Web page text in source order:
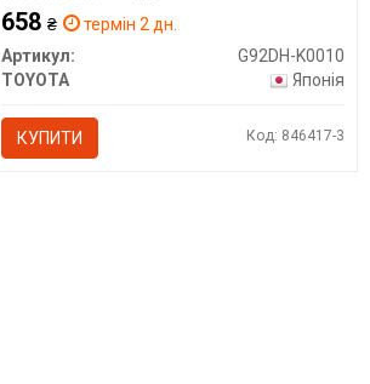
658 ₴
термін 2 дн.
Артикул:
G92DH-K0010
TOYOTA
Японія
КУПИТИ Код: 846417-3